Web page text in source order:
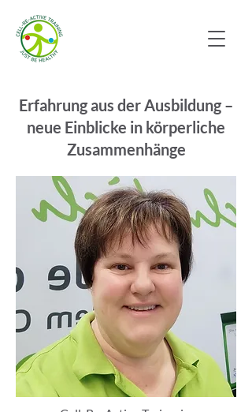
Erfahrung aus der Ausbildung –
neue Einblicke in körperliche
Zusammenhänge